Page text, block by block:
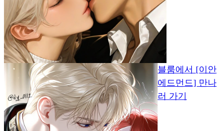
블룸에서 [이안
에드먼드] 만나
러 가기